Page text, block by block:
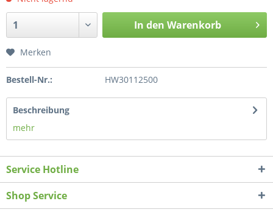
In den Warenkorb
Merken
Bestell-Nr.: HW30112500
Beschreibung
mehr
Service Hotline
Shop Service